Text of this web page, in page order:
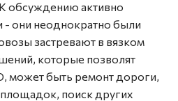
обсуждению активно
- они неоднократно были
застревают в вязком
которые позволят
может быть ремонт дороги,
поиск других